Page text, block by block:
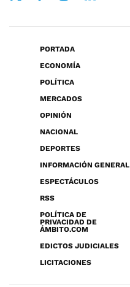
PORTADA
ECONOMÍA
POLÍTICA
MERCADOS
OPINIÓN
NACIONAL
DEPORTES
INFORMACIÓN GENERAL
ESPECTÁCULOS
RSS
POLÍTICA DE
PRIVACIDAD DE
ÁMBITO.COM
EDICTOS JUDICIALES
LICITACIONES